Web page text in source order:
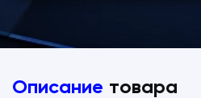
Описание товара